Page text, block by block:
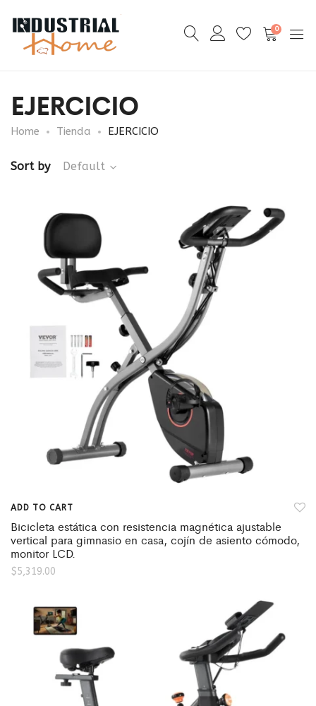
0
EJERCICIO
Home Tienda EJERCICIO
Sort by Default
ADD TO CART
Bicicleta estática con resistencia magnética ajustable
vertical para gimnasio en casa, cojín de asiento cómodo,
monitor LCD.
$5,319.00